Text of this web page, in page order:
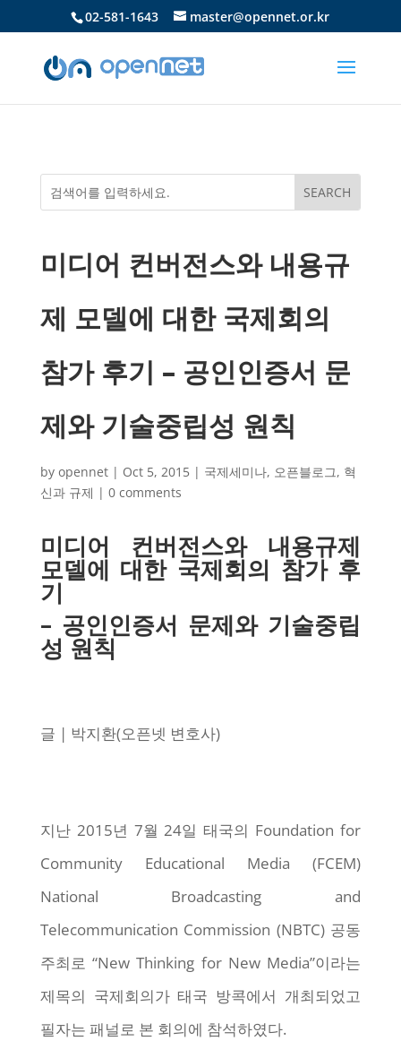
02-581-1643 master@opennet.or.kr
미디어 컨버전스와 내용규
제 모델에 대한 국제회의
참가 후기 – 공인인증서 문
제와 기술중립성 원칙
by opennet| Oct 5, 2015| 국제세미나, 오픈블로그, 혁
신과 규제 | 0 comments
미디어 컨버전스와 내용규제
모델에 대한 국제회의 참가 후
기
– 공인인증서 문제와 기술중립
성 원칙
글 | 박지환(오픈넷 변호사)
지난 2015년 7월 24일 태국의 Foundation for
Community Educational Media (FCEM)
National Broadcasting and
Telecommunication Commission (NBTC) 공동
주최로 “New Thinking for New Media”이라는
제목의 국제회의가 태국 방콕에서 개최되었고
필자는 패널로 본 회의에 참석하였다.